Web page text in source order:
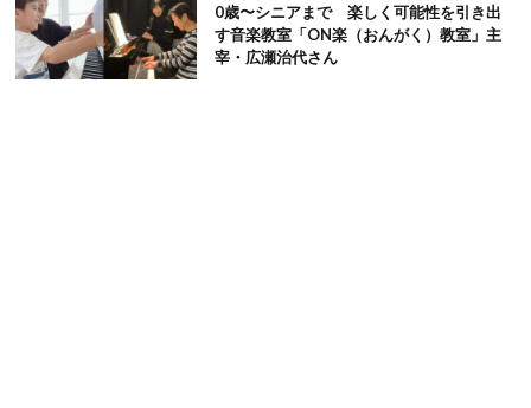
0歳〜シニアまで 楽しく可能性を引き出
す音楽教室「ON楽（おんがく）教室」主
宰・広瀬治代さん